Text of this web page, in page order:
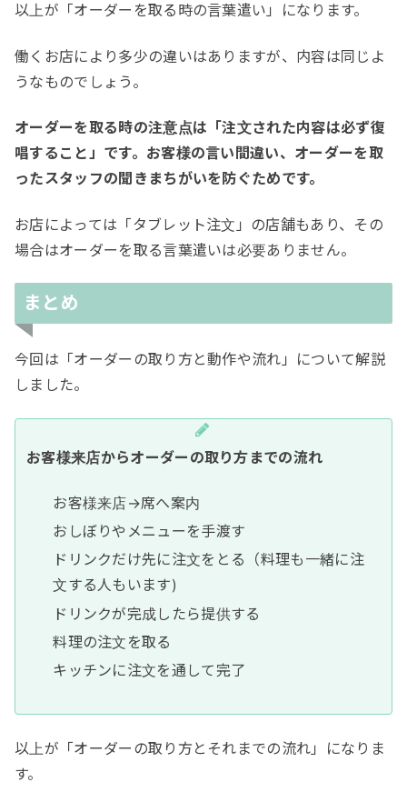
以上が「オーダーを取る時の言葉遣い」になります。
働くお店により多少の違いはありますが、内容は同じよ
うなものでしょう。
オーダーを取る時の注意点は「注文された内容は必ず復
唱すること」です。お客様の言い間違い、オーダーを取
ったスタッフの聞きまちがいを防ぐためです。
お店によっては「タブレット注文」の店舗もあり、その
場合はオーダーを取る言葉遣いは必要ありません。
まとめ
今回は「オーダーの取り方と動作や流れ」について解説
しました。
お客様来店からオーダーの取り方までの流れ
お客様来店→席へ案内
おしぼりやメニューを手渡す
ドリンクだけ先に注文をとる（料理も一緒に注
文する人もいます)
ドリンクが完成したら提供する
料理の注文を取る
キッチンに注文を通して完了
以上が「オーダーの取り方とそれまでの流れ」になりま
す。